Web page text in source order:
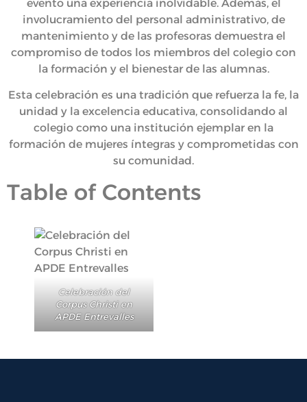
evento una experiencia inolvidable. Además, el
involucramiento del personal administrativo, de
mantenimiento y de las profesoras demuestra el
compromiso de todos los miembros del colegio con
la formación y el bienestar de las alumnas.
Esta celebración es una tradición que refuerza la fe, la
unidad y la excelencia educativa, consolidando al
colegio como una institución ejemplar en la
formación de mujeres íntegras y comprometidas con
su comunidad.
Table of Contents
Celebración del
Corpus Christi en
APDE Entrevalles